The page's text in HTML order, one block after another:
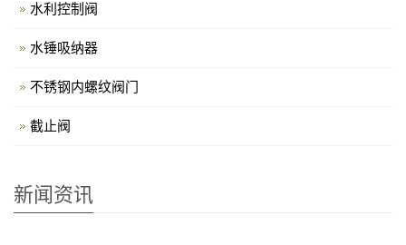
水利控制阀
水锤吸纳器
不锈钢内螺纹阀门
截止阀
新闻资讯